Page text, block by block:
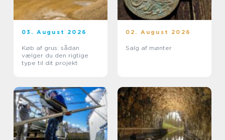
03. August 2026
Køb af grus: sådan
vælger du den rigtige
type til dit projekt
02. August 2026
Salg af mønter